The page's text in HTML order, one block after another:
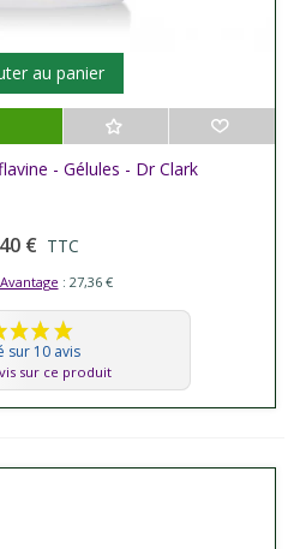
au panier
- Gélules - Dr Clark
€ TTC
: 27,36 €
sur 10 avis
sur ce produit